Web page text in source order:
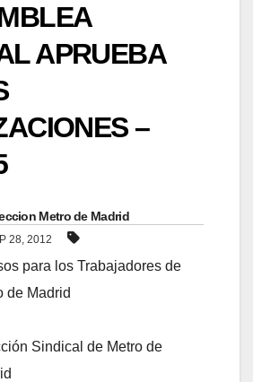
APRUEBA
–
Metro de Madrid
28, 2012
para los Trabajadores de
de Madrid
Sindical de Metro de